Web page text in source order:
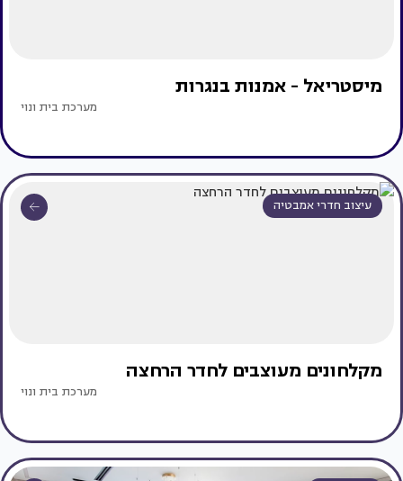
מיסטריאל - אמנות בנגרות
מערכת בית ונוי
עיצוב חדרי אמבטיה
מקלחונים מעוצבים לחדר הרחצה
מערכת בית ונוי